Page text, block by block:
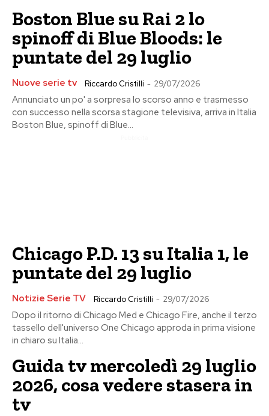
Boston Blue su Rai 2 lo
spinoff di Blue Bloods: le
puntate del 29 luglio
Nuove serie tv Riccardo Cristilli - 29/07/2026
Annunciato un po' a sorpresa lo scorso anno e trasmesso
con successo nella scorsa stagione televisiva, arriva in Italia
Boston Blue, spinoff di Blue...
Chicago P.D. 13 su Italia 1, le
puntate del 29 luglio
Notizie Serie TV Riccardo Cristilli - 29/07/2026
Dopo il ritorno di Chicago Med e Chicago Fire, anche il terzo
tassello dell'universo One Chicago approda in prima visione
in chiaro su Italia...
Guida tv mercoledì 29 luglio
2026, cosa vedere stasera in
tv